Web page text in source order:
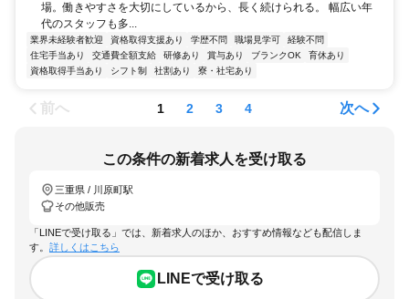
場。働きやすさを大切にしているから、長く続けられる。 幅広い年
代のスタッフも多...
業界未経験者歓迎 資格取得支援あり 学歴不問 職場見学可
経験不問
住宅手当あり
交通費全額支給 研修あり 賞与あり ブランクOK
育休あり
資格取得手当あり
シフト制 社割あり 寮・社宅あり
前へ 1 2 3 4 次へ
この条件の新着求人を受け取る
三重県 / 川原町駅
その他販売
「LINEで受け取る」では、新着求人のほか、おすすめ情報なども配信しま
す。 詳しくはこちら
LINEで受け取る